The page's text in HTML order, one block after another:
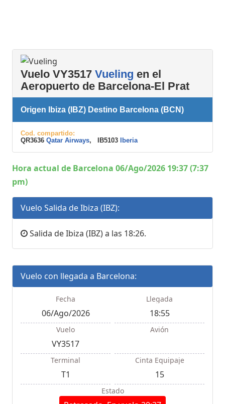
Vuelo VY3517 Vueling en el
Aeropuerto de Barcelona-El Prat
Origen Ibiza (IBZ) Destino Barcelona (BCN)
Cod. compartido:
QR3636 Qatar Airways, IB5103 Iberia
Hora actual de Barcelona 06/Ago/2026 19:37 (7:37
pm)
Vuelo Salida de Ibiza (IBZ):
Salida de Ibiza (IBZ) a las 18:26.
Vuelo con llegada a Barcelona:
Fecha
06/Ago/2026
Llegada
18:55
Vuelo
VY3517
Avión
Terminal
T1
Cinta Equipaje
15
Estado